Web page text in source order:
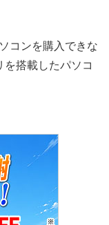
コンを購入できな
搭載したパソコ